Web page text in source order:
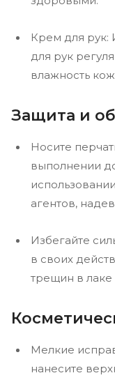
Крем для рук:
для рук
влажность
Защита и
Носите
выполнении
агентов,
Избегайте
в своих
трещин в лаке
Мелкие
нанесите